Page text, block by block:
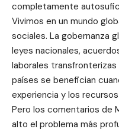
completamente
Vivimos en un mundo
sociales. La gobernanza
leyes nacionales,
laborales
países se benefician
experiencia y los
Pero los comentarios de
alto el problema más